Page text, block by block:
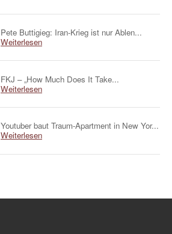
Pete Buttigieg: Iran-Krieg ist nur Ablen...
Weiterlesen
FKJ – „How Much Does It Take...
Weiterlesen
Youtuber baut Traum-Apartment in New Yor...
Weiterlesen